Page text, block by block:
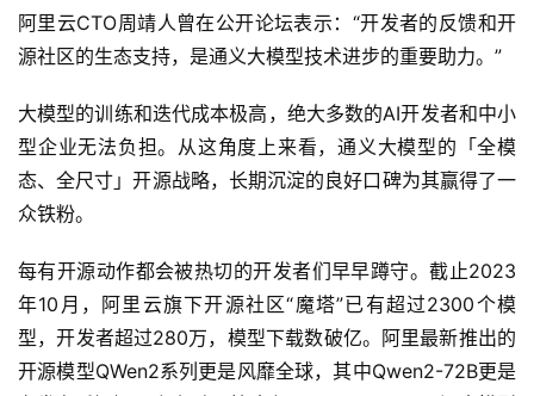
阿里云CTO周靖人曾在公开论坛表示：“开发者的反馈和开
源社区的生态支持，是通义大模型技术进步的重要助力。”
大模型的训练和迭代成本极高，绝大多数的AI开发者和中小
型企业无法负担。从这角度上来看，通义大模型的「全模
态、全尺寸」开源战略，长期沉淀的良好口碑为其赢得了一
众铁粉。
每有开源动作都会被热切的开发者们早早蹲守。截止2023
年10月，阿里云旗下开源社区“魔塔”已有超过2300个模
型，开发者超过280万，模型下载数破亿。阿里最新推出的
开源模型QWen2系列更是风靡全球，其中Qwen2-72B更是